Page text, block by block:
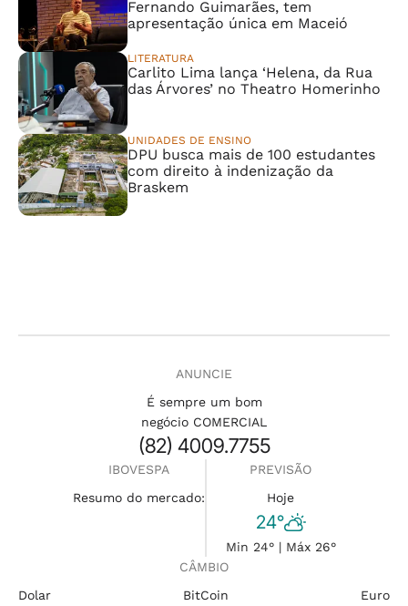
Fernando Guimarães, tem
apresentação única em Maceió
LITERATURA
Carlito Lima lança ‘Helena, da Rua
das Árvores’ no Theatro Homerinho
UNIDADES DE ENSINO
DPU busca mais de 100 estudantes
com direito à indenização da
Braskem
ANUNCIE
É sempre um bom
negócio COMERCIAL
(82) 4009.7755
IBOVESPA
Resumo do mercado:
PREVISÃO
Hoje
24°
Min 24° | Máx 26°
CÂMBIO
Dolar
BitCoin Euro